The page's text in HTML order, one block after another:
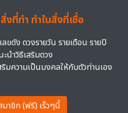
งที่ทำ ทำในสิ่งที่เชื่อ
ขดัง ดวงรายวัน รายเดือน รายปี
นำวิธีเสริมดวง
มความเป็นมงคลให้กับตัวท่านเอง
าชิก (ฟรี) เร็วๆนี้